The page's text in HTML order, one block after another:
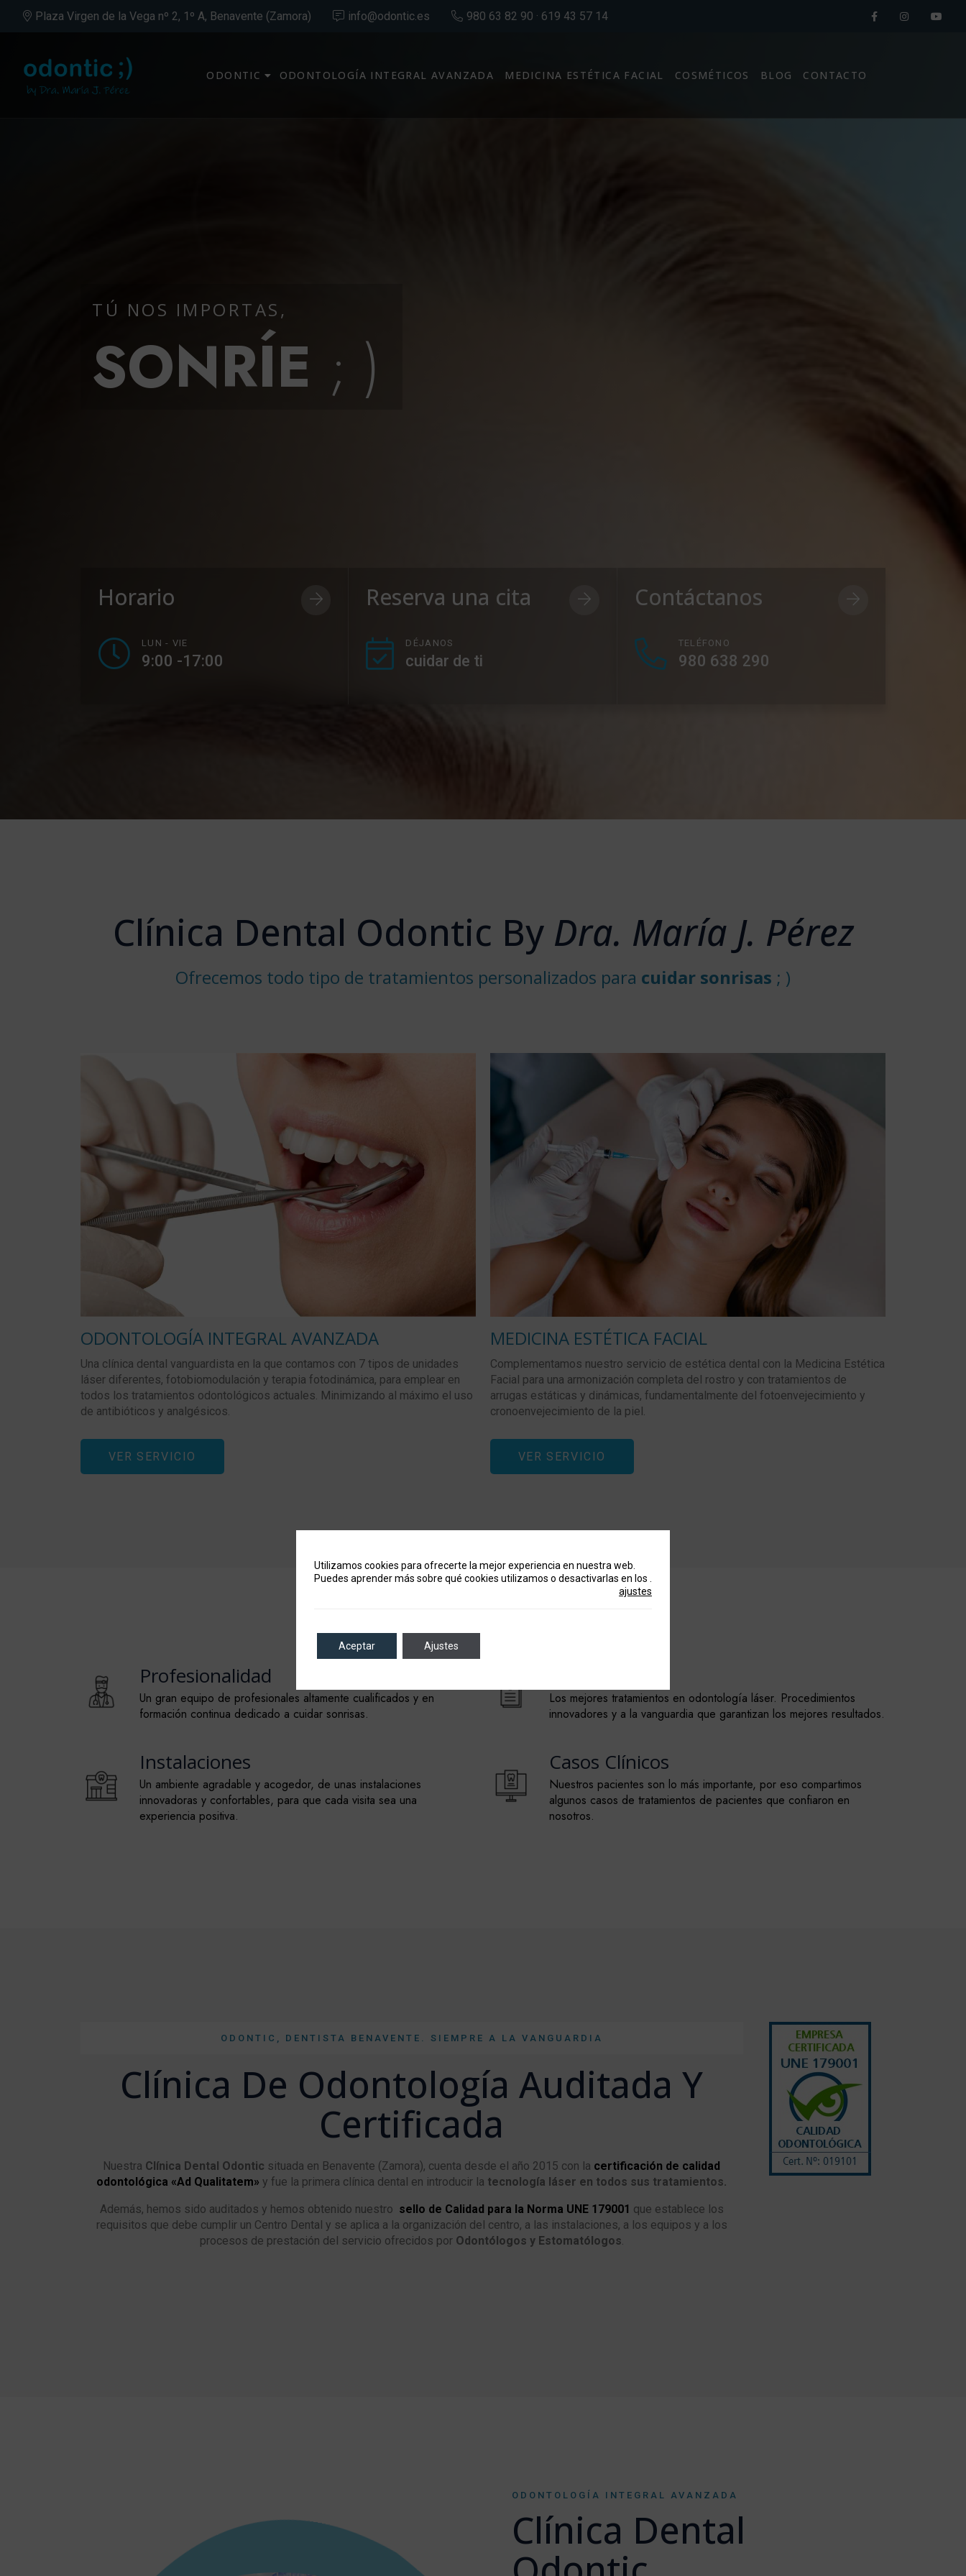
Plaza Virgen de la Vega nº 2, 1º A, Benavente (Zamora) info@odontic.es 980 63 82 90 · 619 43 57 14
ODONTIC ODONTOLOGÍA INTEGRAL AVANZADA MEDICINA ESTÉTICA FACIAL COSMÉTICOS BLOG CONTACTO
TÚ NOS IMPORTAS,
SONRÍE ; )
Horario
LUN - VIE
9:00 -17:00
Reserva una cita
DÉJANOS
cuidar de ti
Contáctanos
TELÉFONO
980 638 290
Clínica Dental Odontic By Dra. María J. Pérez
Ofrecemos todo tipo de tratamientos personalizados para cuidar sonrisas ; )
ODONTOLOGÍA INTEGRAL AVANZADA
Una clínica dental vanguardista en la que contamos con 7 tipos de unidades
láser diferentes, fotobiomodulación y terapia fotodinámica, para emplear en
todos los tratamientos odontológicos actuales. Minimizando al máximo el uso
de antibióticos y analgésicos.
MEDICINA ESTÉTICA FACIAL
Complementamos nuestro servicio de estética dental con la Medicina Estética
Facial para una armonización completa del rostro y con tratamientos de
arrugas estáticas y dinámicas, fundamentalmente del fotoenvejecimiento y
cronoenvejecimiento de la piel.
VER SERVICIO VER SERVICIO
Profesionalidad
Un gran equipo de profesionales altamente cualificados y en
formación continua dedicado a cuidar sonrisas.
Instalaciones
Un ambiente agradable y acogedor, de unas instalaciones
innovadoras y confortables, para que cada visita sea una
experiencia positiva.
Los mejores tratamientos en odontología láser. Procedimientos
innovadores y a la vanguardia que garantizan los mejores resultados.
Casos Clínicos
Nuestros pacientes son lo más importante, por eso compartimos
algunos casos de tratamientos de pacientes que confiaron en
nosotros.
ODONTIC, DENTISTA BENAVENTE. SIEMPRE A LA VANGUARDIA
Clínica De Odontología Auditada Y
Certificada
Nuestra Clínica Dental Odontic situada en Benavente (Zamora), cuenta desde el año 2015 con la certificación de calidad
odontológica «Ad Qualitatem» y fue la primera clínica dental en introducir la tecnología láser en todos sus tratamientos.
Además, hemos sido auditados y hemos obtenido nuestro sello de Calidad para la Norma UNE 179001 que establece los
requisitos que debe cumplir un Centro Dental y se aplica a la organización del centro, a las instalaciones, a los equipos y a los
procesos de prestación del servicio ofrecidos por Odontólogos y Estomatólogos.
ODONTOLOGÍA INTEGRAL AVANZADA
Clínica Dental
Utilizamos cookies para ofrecerte la mejor experiencia en nuestra web.
Puedes aprender más sobre qué cookies utilizamos o desactivarlas en los
ajustes
Aceptar Ajustes